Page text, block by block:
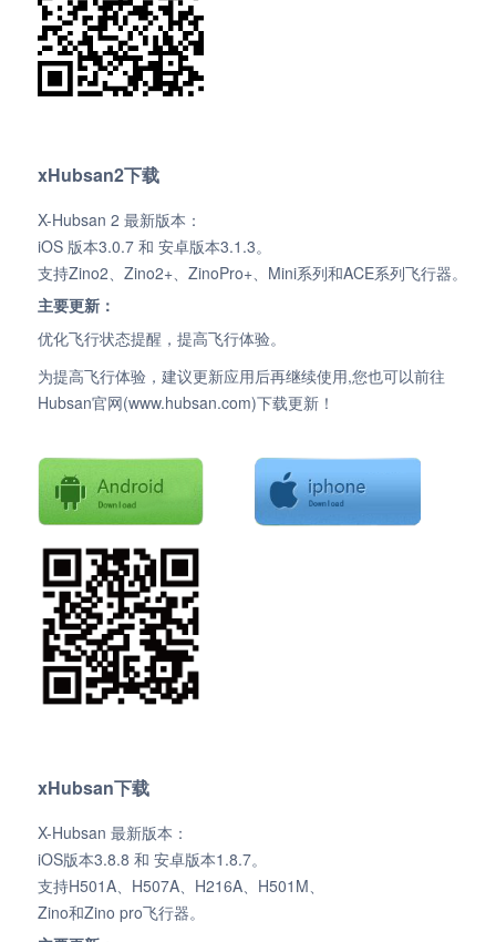
xHubsan2下载
X-Hubsan 2 最新版本：
iOS 版本3.0.7 和 安卓版本3.1.3。
支持Zino2、Zino2+、ZinoPro+、Mini系列和ACE系列飞行器。
主要更新：
优化飞行状态提醒，提高飞行体验。
为提高飞行体验，建议更新应用后再继续使用,您也可以前往
Hubsan官网(www.hubsan.com)下载更新！
xHubsan下载
X-Hubsan 最新版本：
iOS版本3.8.8 和 安卓版本1.8.7。
支持H501A、H507A、H216A、H501M、
Zino和Zino pro飞行器。